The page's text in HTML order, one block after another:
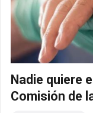
Nadie quiere
Comisión de